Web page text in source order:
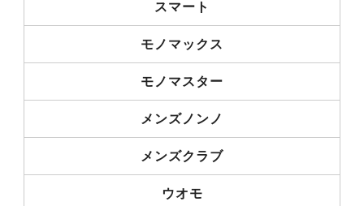
スマート
モノマックス
モノマスター
メンズノンノ
メンズクラブ
ウオモ